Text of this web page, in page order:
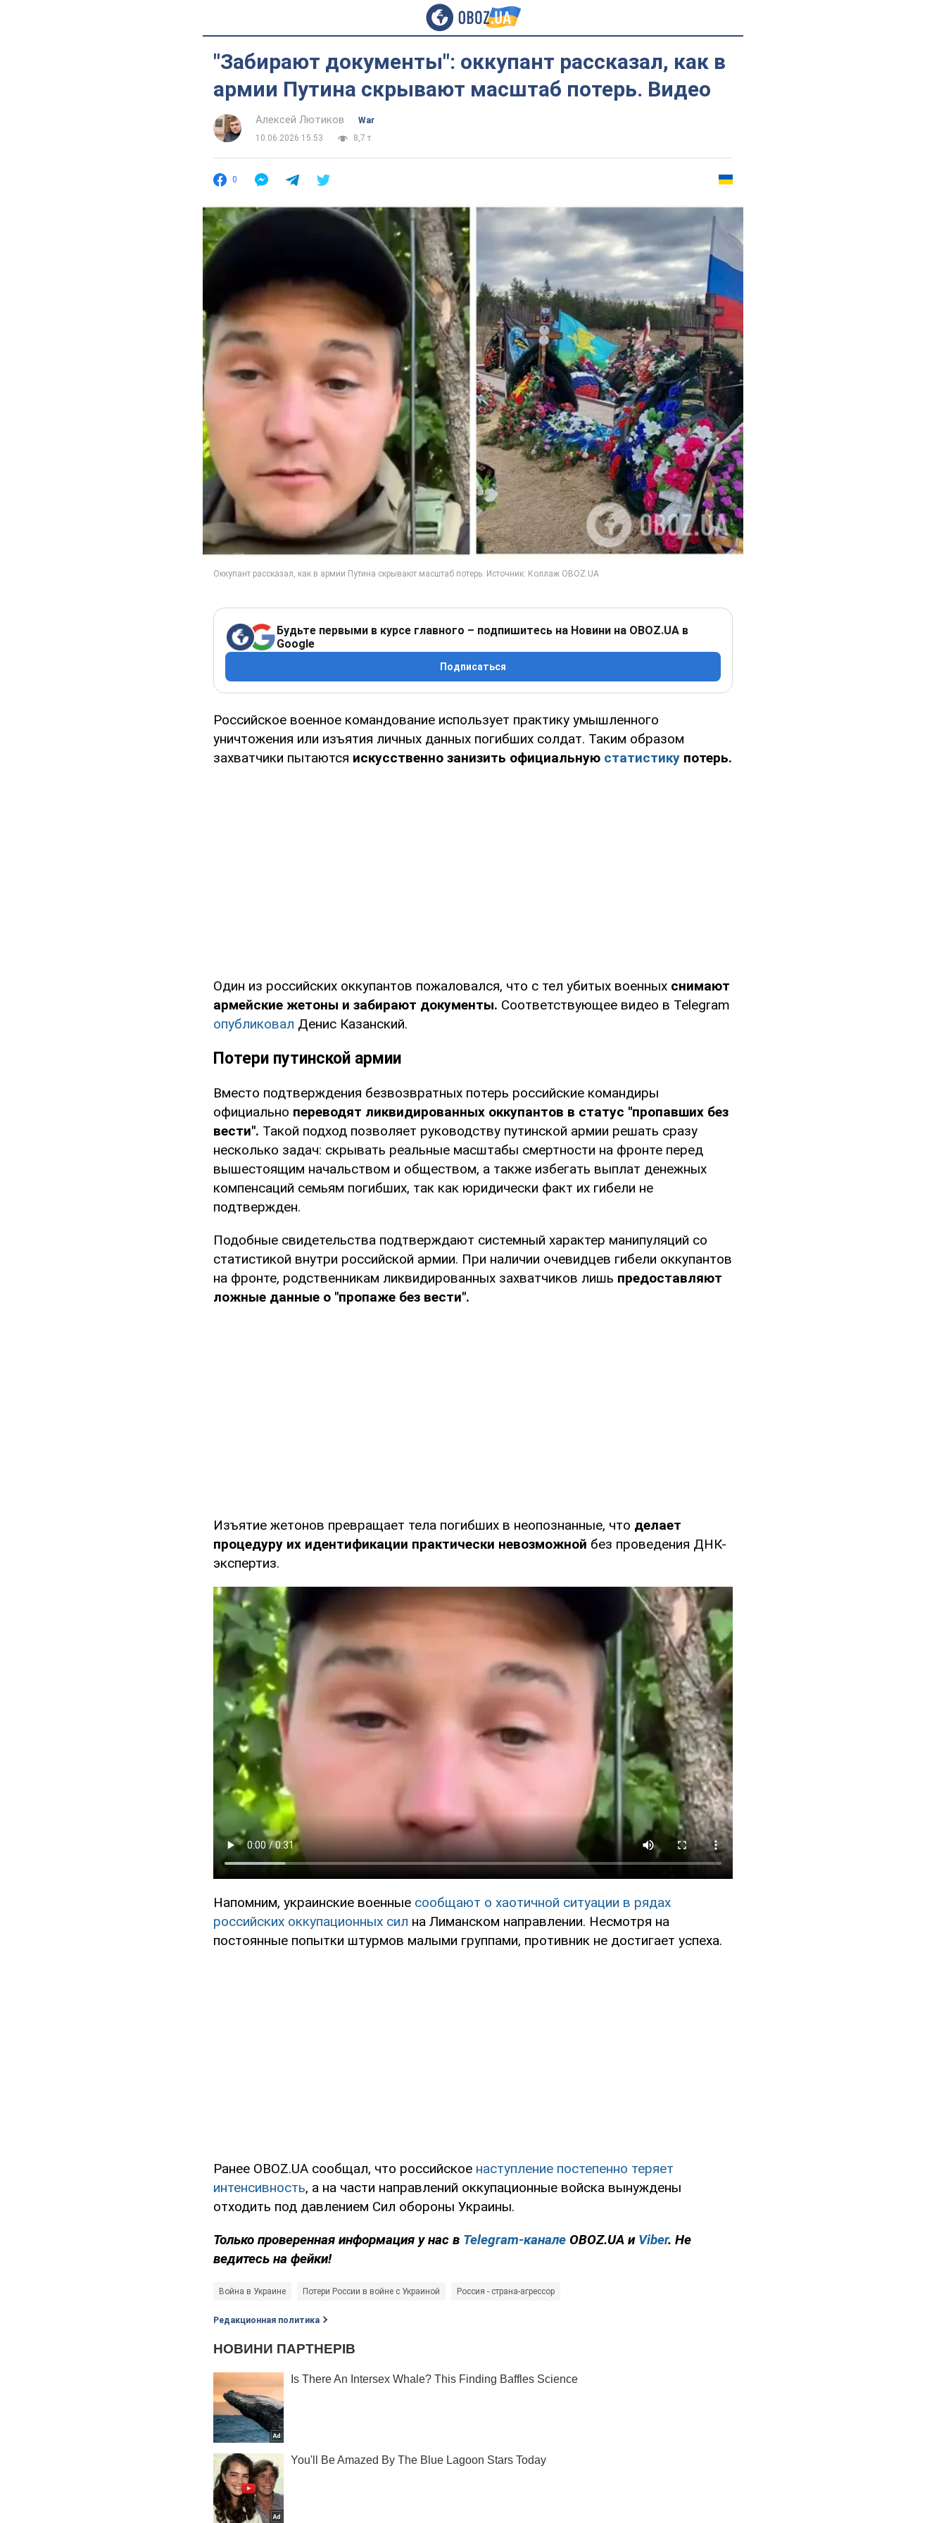
"Забирают документы": оккупант рассказал, как в
армии Путина скрывают масштаб потерь. Видео
Алексей Лютиков
War
10.06.2026 15:53
8,7 т.
0
Будьте первыми в курсе главного – подпишитесь на Новини на OBOZ.UA в
Google
Подписаться
Российское военное командование использует практику умышленного
уничтожения или изъятия личных данных погибших солдат. Таким образом
захватчики пытаются искусственно занизить официальную статистику потерь.
Один из российских оккупантов пожаловался, что с тел убитых военных снимают
армейские жетоны и забирают документы. Соответствующее видео в Telegram
опубликовал Денис Казанский.
Потери путинской армии
Вместо подтверждения безвозвратных потерь российские командиры
официально переводят ликвидированных оккупантов в статус "пропавших без
вести". Такой подход позволяет руководству путинской армии решать сразу
несколько задач: скрывать реальные масштабы смертности на фронте перед
вышестоящим начальством и обществом, а также избегать выплат денежных
компенсаций семьям погибших, так как юридически факт их гибели не
подтвержден.
Подобные свидетельства подтверждают системный характер манипуляций со
статистикой внутри российской армии. При наличии очевидцев гибели оккупантов
на фронте, родственникам ликвидированных захватчиков лишь предоставляют
ложные данные о "пропаже без вести".
Изъятие жетонов превращает тела погибших в неопознанные, что делает
процедуру их идентификации практически невозможной без проведения ДНК-
экспертиз.
Напомним, украинские военные сообщают о хаотичной ситуации в рядах
российских оккупационных сил на Лиманском направлении. Несмотря на
постоянные попытки штурмов малыми группами, противник не достигает успеха.
Ранее OBOZ.UA сообщал, что российское наступление постепенно теряет
интенсивность, а на части направлений оккупационные войска вынуждены
отходить под давлением Сил обороны Украины.
Только проверенная информация у нас в Telegram-канале OBOZ.UA и Viber. Не
ведитесь на фейки!
Война в Украине Потери России в войне с Украиной Россия - страна-агрессор
Редакционная политика